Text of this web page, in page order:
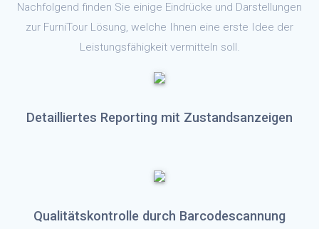
Nachfolgend finden Sie einige Eindrücke und Darstellungen
zur FurniTour Lösung, welche Ihnen eine erste Idee der
Leistungsfähigkeit vermitteln soll.
Detailliertes Reporting mit Zustandsanzeigen
Qualitätskontrolle durch Barcodescannung